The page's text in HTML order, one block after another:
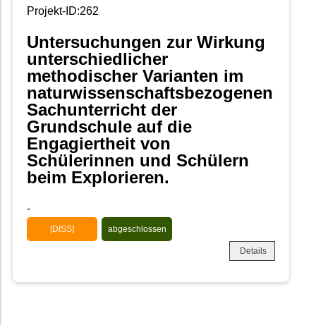
Projekt-ID:262
Untersuchungen zur Wirkung
unterschiedlicher
methodischer Varianten im
naturwissenschaftsbezogenen
Sachunterricht der
Grundschule auf die
Engagiertheit von
Schülerinnen und Schülern
beim Explorieren.
-
[DISS] abgeschlossen
Details